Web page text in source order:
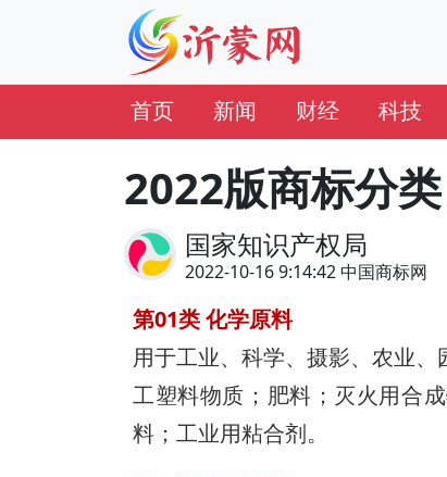
首页 新闻 财经 科技
2022版商标分
国家知识产权局
2022-10-16 9:14:42 中国商标网
第01类 化学原料
用于工业、科学、摄影、农业
工塑料物质；肥料；灭火用合
料；工业用粘合剂。